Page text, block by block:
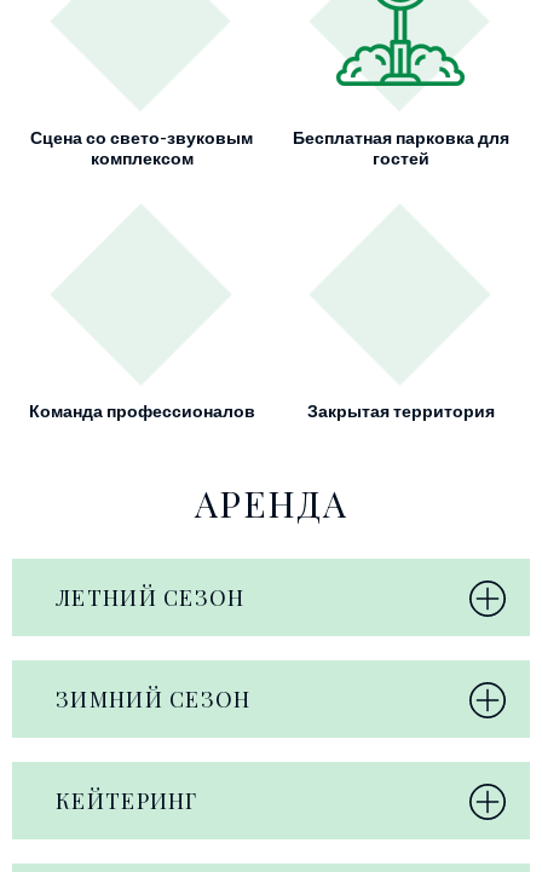
Сцена со свето-звуковым
комплексом
Бесплатная парковка для
гостей
Команда профессионалов Закрытая территория
АРЕНДА
ЛЕТНИЙ СЕЗОН
ЗИМНИЙ СЕЗОН
КЕЙТЕРИНГ